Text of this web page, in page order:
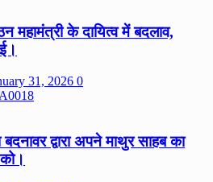
महामंत्री के दायित्व में बदलाव,
31, 2026 0
द्वारा अपने माथुर साहब का